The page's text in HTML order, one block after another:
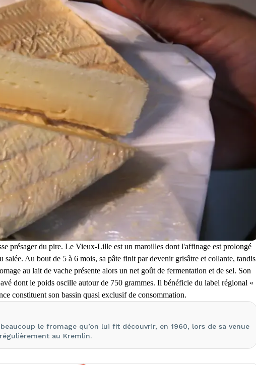
présager du pire. Le Vieux-Lille est un maroilles dont l'affinage est prolongé
salée. Au bout de 5 à 6 mois, sa pâte finit par devenir grisâtre et collante, tandis
au lait de vache présente alors un net goût de fermentation et de sel. Son
dont le poids oscille autour de 750 grammes. Il bénéficie du label régional «
constituent son bassin quasi exclusif de consommation.
le fromage qu’on lui fit découvrir, en 1960, lors de sa venue
au Kremlin.